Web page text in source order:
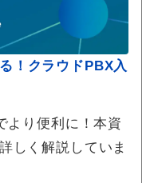
！クラウドPBX入
より便利に！本資
しく解説していま